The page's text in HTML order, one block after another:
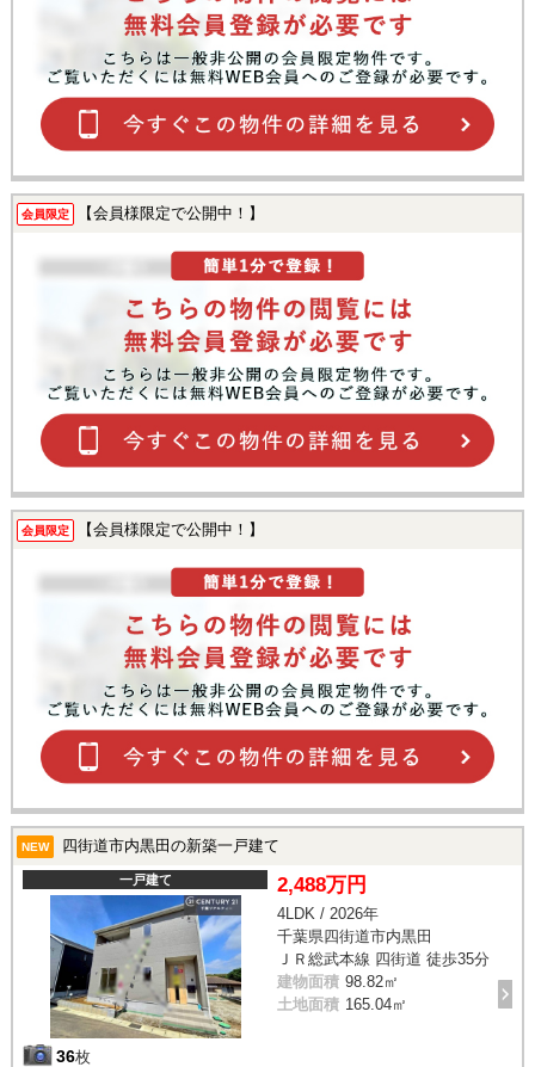
会員限定 【会員様限定で公開中！】
会員限定 【会員様限定で公開中！】
NEW 四街道市内黒田の新築一戸建て
一戸建て
36枚
2,488万円
4LDK / 2026年
千葉県四街道市内黒田
ＪＲ総武本線 四街道 徒歩35分
建物面積 98.82㎡
土地面積 165.04㎡